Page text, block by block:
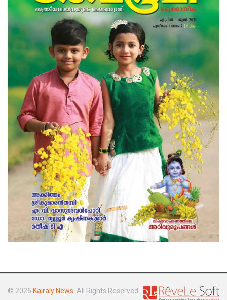
© 2026 Kairaly News . All Rights Reserved.